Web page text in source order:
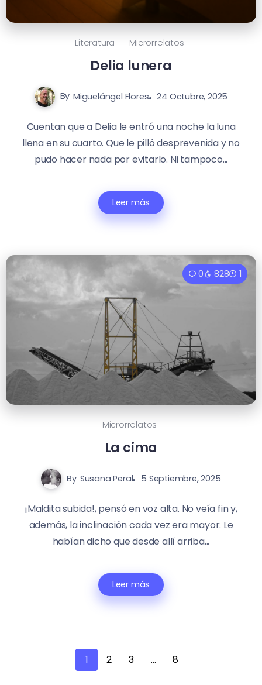
Literatura Microrrelatos
Delia lunera
By Miguelángel Flores 24 Octubre, 2025
Cuentan que a Delia le entró una noche la luna
llena en su cuarto. Que le pilló desprevenida y no
pudo hacer nada por evitarlo. Ni tampoco...
Leer más
0 828 1
Microrrelatos
La cima
By Susana Peral 5 Septiembre, 2025
¡Maldita subida!, pensó en voz alta. No veía fin y,
además, la inclinación cada vez era mayor. Le
habían dicho que desde allí arriba...
Leer más
1 2 3 … 8